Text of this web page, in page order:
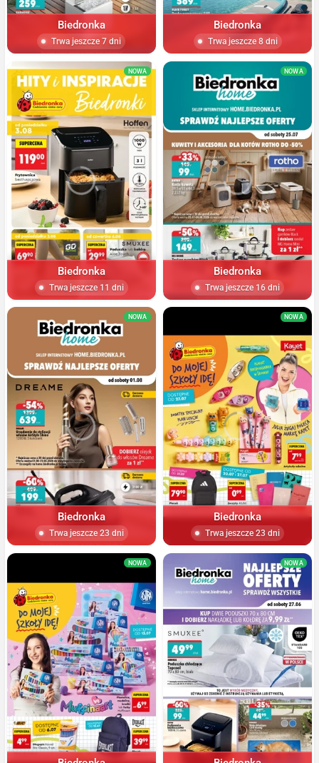
Biedronka
Trwa jeszcze 7 dni
Biedronka
Trwa jeszcze 8 dni
NOWA
Biedronka
Trwa jeszcze 11 dni
NOWA
Biedronka
Trwa jeszcze 16 dni
NOWA
Biedronka
Trwa jeszcze 23 dni
NOWA
Biedronka
Trwa jeszcze 23 dni
NOWA NOWA